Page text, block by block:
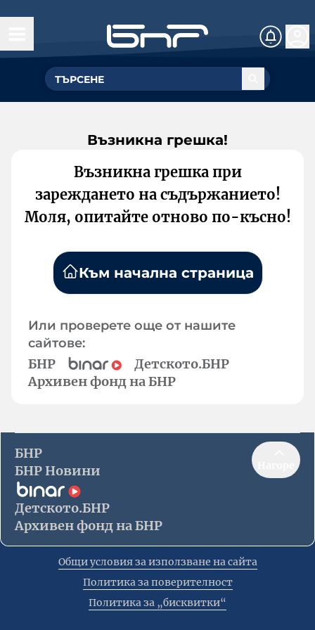
Възникна грешка!
Възникна грешка при
зареждането на съдържанието!
Моля, опитайте отново по-късно!
Към начална страница
Или проверете още от нашите
сайтове:
БНР
Детското.БНР
Архивен фонд на БНР
БНР
БНР Новини
Детското.БНР
Архивен фонд на БНР
Общи условия за използване на сайта
Политика за поверителност
Политика за „бисквитки“